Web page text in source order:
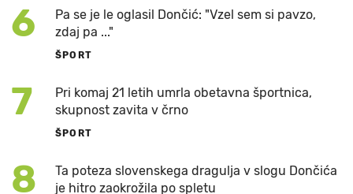
6
Pa se je le oglasil Dončić: "Vzel sem si pavzo,
zdaj pa ..."
ŠPORT
7
Pri komaj 21 letih umrla obetavna športnica,
skupnost zavita v črno
ŠPORT
8
Ta poteza slovenskega dragulja v slogu Dončića
je hitro zaokrožila po spletu